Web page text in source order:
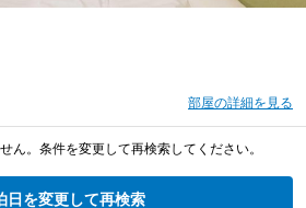
部屋の詳細を見る
ん。条件を変更して再検索してください。
日を変更して再検索